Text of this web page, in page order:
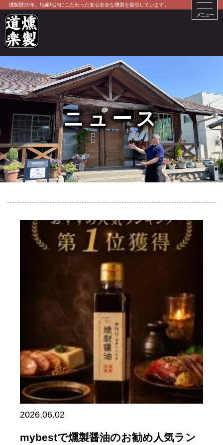
燻製歴20年。地産地消にこだわった安心安全な燻製を提供しています。
メニュー
ニュース
2026.06.02
mybestで燻製醤油のお勧め人気ラン